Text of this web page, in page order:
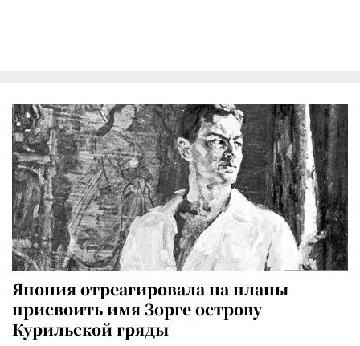
Япония отреагировала на планы
присвоить имя Зорге острову
Курильской гряды